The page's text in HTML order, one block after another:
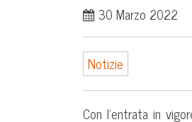
30 Marzo 2022
Notizie
Con l’entrata in